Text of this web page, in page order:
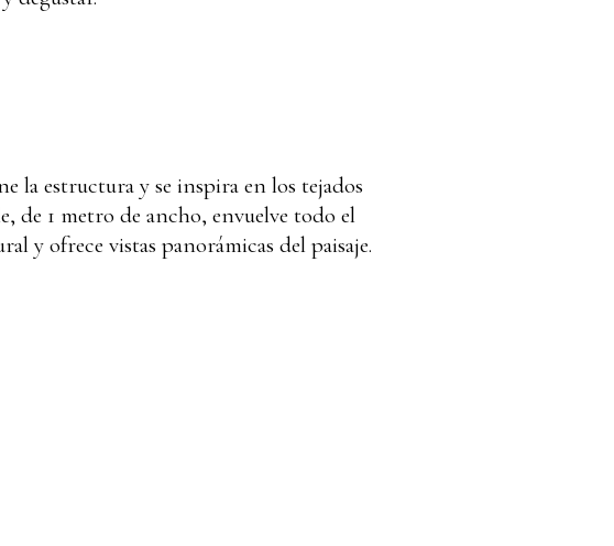
la estructura y se inspira en los tejados
de 1 metro de ancho, envuelve todo el
y ofrece vistas panorámicas del paisaje.